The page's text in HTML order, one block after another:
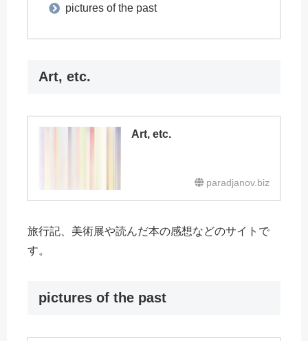
pictures of the past
Art, etc.
Art, etc.
paradjanov.biz
旅行記、美術展や読んだ本の感想などのサイトで
す。
pictures of the past